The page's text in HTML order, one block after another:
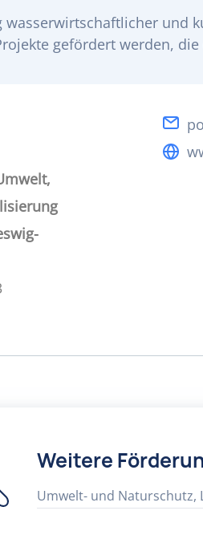
wasserwirtschaftlicher und
gefördert werden,
Weitere
Umwelt- und Naturschutz,